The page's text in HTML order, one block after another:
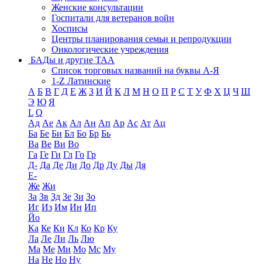
Женские консультации
Госпитали для ветеранов войн
Хосписы
Центры планирования семьи и репродукции
Онкологические учреждения
БАДы и другие ТАА
Список торговых названий на буквы А-Я
1-Z Латинские
А Б В Г Д Е Ж З И Й К Л М Н О П Р С Т У Ф Х Ц Ч Ш
Э Ю Я
L Q
Ад Ае Ак Ал Ан Ап Ар Ас Ат Ац
Ба Бе Би Бл Бо Бр Бь
Ва Ве Ви Во
Га Ге Ги Гл Го Гр
Д- Да Де Ди До Др Ду Ды Дя
Е-
Же Жи
За Зв Зд Зе Зи Зо
Иг Из Им Ин Ип
Йо
Ка Ке Ки Кл Ко Кр Ку
Ла Ле Ли Ль Лю
Ма Ме Ми Мо Мс Му
На Не Но Ну